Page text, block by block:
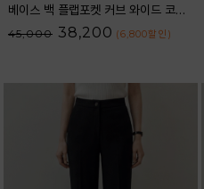
베이스 백 플랩포켓 커브 와이드 코튼팬츠_61PT2527
45,000 38,200 (6,800할인 )